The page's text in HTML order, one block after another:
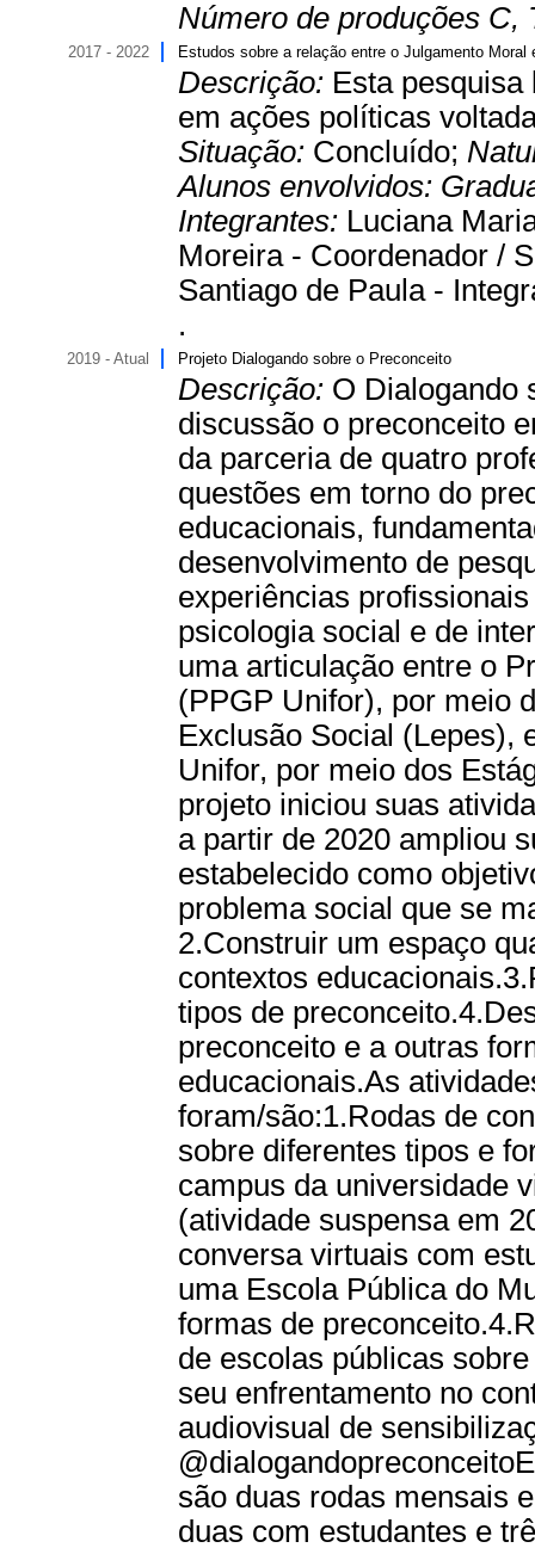
Número de produções C,
2017 - 2022 Estudos sobre a relação entre o Julgamento Moral
Descrição: Esta
em ações políticas
Situação: Concluído;
Alunos envolvidos:
Integrantes: Luciana
Moreira - Coordenador /
Santiago de Paula -
.
2019 - Atual Projeto Dialogando sobre o Preconceito
Descrição: O Dialogando
discussão o preconceito
da parceria de quatro
questões em torno do
educacionais,
desenvolvimento de
experiências
psicologia social e de
uma articulação entre o
(PPGP Unifor), por meio
Exclusão Social (Lepes),
Unifor, por meio dos
projeto iniciou suas
a partir de 2020 ampliou
estabelecido como
problema social que se
2.Construir um espaço
contextos
tipos de
preconceito e a outras
educacionais.As
foram/são:1.Rodas de
sobre diferentes tipos e
campus da universidade
(atividade suspensa em
conversa virtuais com
uma Escola Pública do
formas de
de escolas públicas
seu enfrentamento no
audiovisual de
são duas rodas mensais
duas com estudantes e